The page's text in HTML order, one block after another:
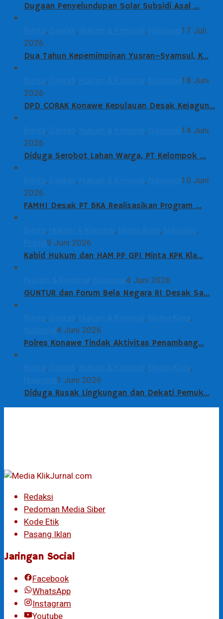
Dugaan Penyelundupan Solar Subsidi Asal …
, , ,
17 Juli
2026
Dua Tahun Kepemimpinan Yusran–Syamsul, K…
, , ,
18 Juni
2026
DPD CORAK Konawe Kepulauan Desak Kejagun…
, , ,
14 Juni
2026
Diduga Serobot Lahan Warga, PT Kelompok …
, , ,
10 Juni
2026
FAMHI Desak PT BKA Realisasikan Program …
, , ,
,
9 Juni 2026
Kabid Hukum dan HAM PP GPI Minta KPK Kla…
, 4 Juni 2026
GUNTUR dan Forum Bela Negara RI Desak Sa…
, , ,
,
4 Juni 2026
Polres Konawe Tindak Aktivitas Penambang…
, , ,
,
1 Juni 2026
Diduga Rusak Lingkungan dan Dekati Pemuk…
Redaksi
Pedoman Media Siber
Kode Etik
Pasang Iklan
Jaringan Social
Facebook
WhatsApp
Instagram
Youtube